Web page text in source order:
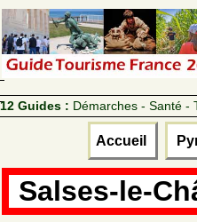
12 Guides : Démarches - Santé -
Accueil
Salses-le-